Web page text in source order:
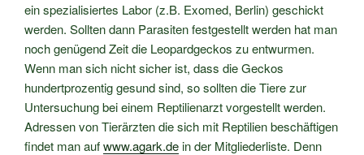
ein spezialisiertes Labor (z.B. Exomed, Berlin) geschickt
werden. Sollten dann Parasiten festgestellt werden hat man
noch genügend Zeit die Leopardgeckos zu entwurmen.
Wenn man sich nicht sicher ist, dass die Geckos
hundertprozentig gesund sind, so sollten die Tiere zur
Untersuchung bei einem Reptilienarzt vorgestellt werden.
Adressen von Tierärzten die sich mit Reptilien beschäftigen
findet man aufwww.agark.dein der Mitgliederliste. Denn